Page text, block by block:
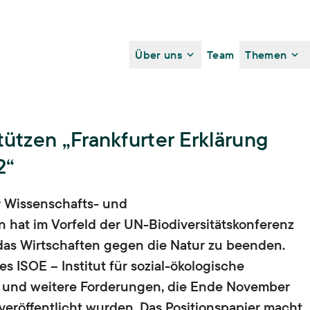
Main navigation
Über uns
Das Institut
Vision, Mission, Werte,
Organisation,
Arbeiten am ISOE
ISOE als Arbeitgeber,Stellenangebote
Team Themen
Veränderung ist
möglich –
Fokusthema 2026
Forschung
Theoretische Grundlagen,
Ethikkommission
Projekte
Publikationen
ISOE-Publikationsreihen
Zielgruppen
Wissenschaft,Politik,Zivilgesellschaft,
Dialogangebote
ISOE-Tagungen,ISOE-Lecture,
Bürger-Universität,2og:dondorf,
Wissenschaft und Kunst
„Frankfurter Erklärung
und
hat im Vorfeld der UN-Biodiversitätskonferenz
Wirtschaften gegen die Natur zu beenden.
ISOE – Institut für sozial-ökologische
weitere Forderungen, die Ende November
wurden. Das Positionspapier macht